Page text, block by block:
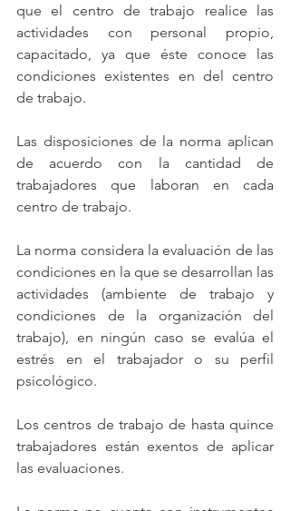
que el centro de trabajo realice las
actividades con personal propio,
capacitado, ya que éste conoce las
condiciones existentes en del centro
de trabajo.
Las disposiciones de la norma aplican
de acuerdo con la cantidad de
trabajadores que laboran en cada
centro de trabajo.
La norma considera la evaluación de las
condiciones en la que se desarrollan las
actividades (ambiente de trabajo y
condiciones de la organización del
trabajo), en ningún caso se evalúa el
estrés en el trabajador o su perfil
psicológico.
Los centros de trabajo de hasta quince
trabajadores están exentos de aplicar
las evaluaciones.